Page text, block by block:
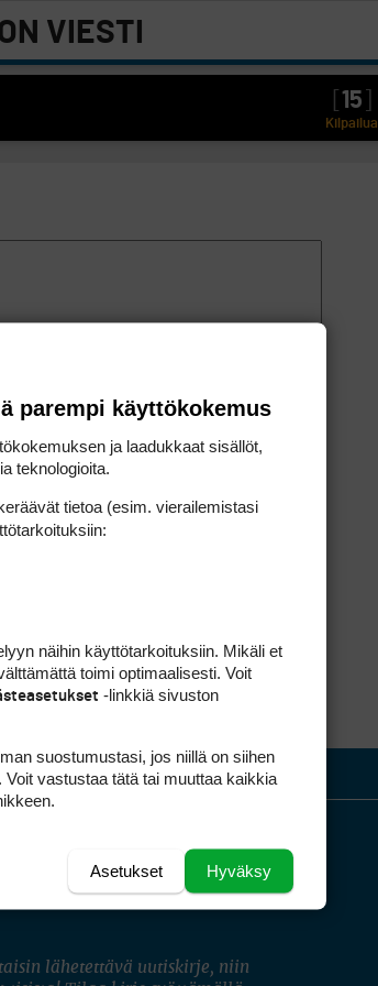
VIESTI
15
Kilpailua
INSTAGRAM
lähetettävä uutiskirje, niin
parempi käyttökokemus
ja laadukkaat sisällöt,
teknologioita.
tietoa (esim. vierailemis­tasi
näihin käyttötarkoituksiin. Mikäli et
toimi optimaalisesti. Voit
-linkkiä sivuston
suostumustasi, jos niillä on siihen
vastustaa tätä tai muuttaa kaikkia
Hyväksy
Asetukset